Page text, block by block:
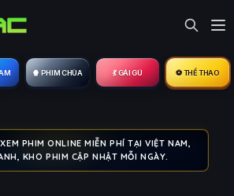
🍿 PHIM CHÙA 💃 GÁI GÚ ⚽ THỂ THAO
PHIM ONLINE MIỄN PHÍ TẠI VIỆT NAM,
KHO PHIM CẬP NHẬT MỖI NGÀY.